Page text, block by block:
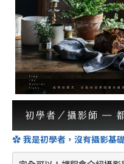
✿ 我是初學者，沒有攝影基